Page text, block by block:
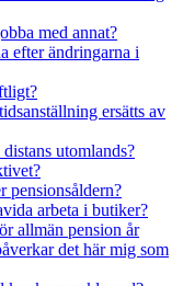
med annat?
efter ändringarna i
ersätts av
utomlands?
pensionsåldern?
arbeta i butiker?
allmän pension år
det här mig som